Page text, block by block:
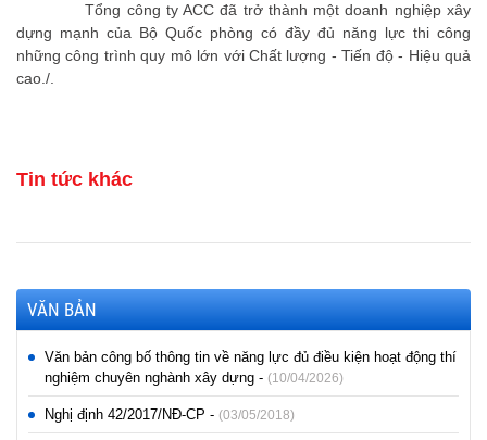
Tổng công ty ACC đã trở thành một doanh nghiệp xây
dựng mạnh của Bộ Quốc phòng có đầy đủ năng lực thi công
những công trình quy mô lớn với Chất lượng - Tiến độ - Hiệu quả
cao./.
Tin tức khác
VĂN BẢN
Văn bản công bố thông tin về năng lực đủ điều kiện hoạt động thí
nghiệm chuyên nghành xây dựng - (10/04/2026)
Nghị định 42/2017/NĐ-CP - (03/05/2018)